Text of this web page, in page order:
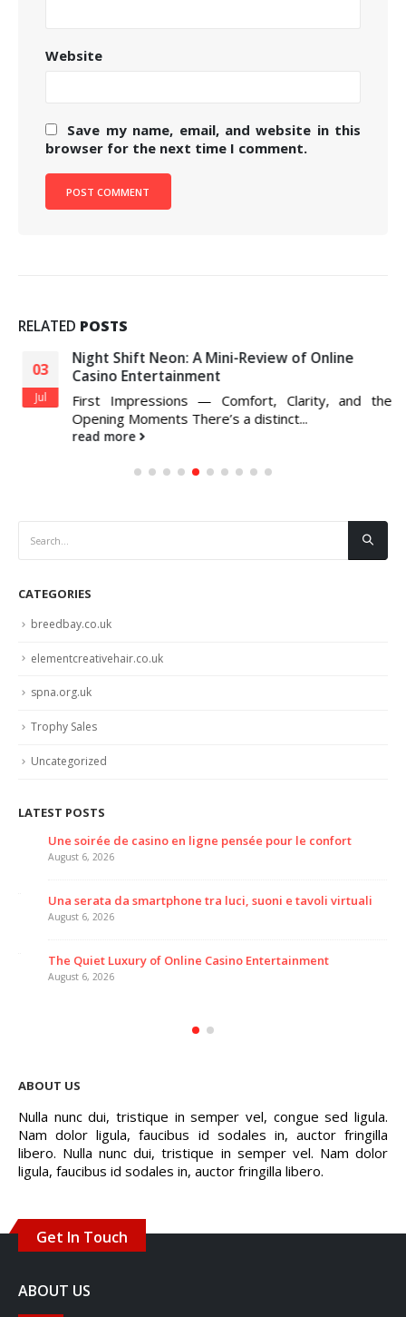
Website
Save my name, email, and website in this
browser for the next time I comment.
RELATED POSTS
03
Jul
Night Shift Neon: A Mini-Review of Online
Casino Entertainment
First Impressions — Comfort, Clarity, and the
Opening Moments There’s a distinct...
read more
CATEGORIES
breedbay.co.uk
elementcreativehair.co.uk
spna.org.uk
Trophy Sales
Uncategorized
LATEST POSTS
Une soirée de casino en ligne pensée pour le confort
August 6, 2026
Una serata da smartphone tra luci, suoni e tavoli virtuali
August 6, 2026
The Quiet Luxury of Online Casino Entertainment
August 6, 2026
Nam dolor ligula, faucibus id sodales in, auctor fringilla
libero. Nulla nunc dui, tristique in semper vel. Nam dolor
ligula, faucibus id sodales in, auctor fringilla libero.
Get In Touch